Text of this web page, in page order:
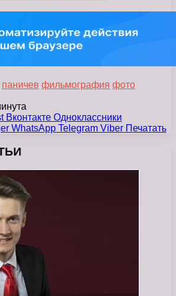
паничев фильмография фото
Вконтакте Одноклассники
WhatsApp Telegram Viber Печатать